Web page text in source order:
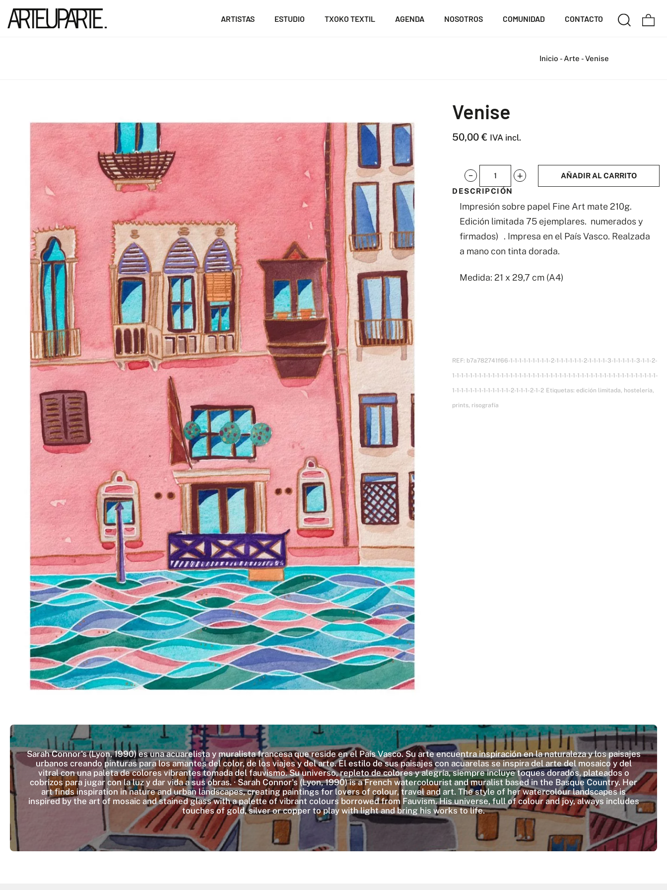
ARTISTAS ESTUDIO TXOKO TEXTIL AGENDA NOSOTROS COMUNIDAD CONTACTO
Inicio - Arte -Venise
Venise
50,00€ IVA incl.
Venise
cantidad
AÑADIR AL CARRITO
DESCRIPCIÓN
Impresión sobre papel Fine Art mate 210g.
Edición limitada 75 ejemplares. numerados y
firmados) . Impresa en el País Vasco. Realzada
a mano con tinta dorada.
Medida: 21 x 29,7 cm (A4)
REF: b7a782741f66-1-1-1-1-1-1-1-1-1-2-1-1-1-1-1-1-2-1-1-1-1-3-1-1-1-1-1-3-1-1-2-
1-1-1-1-1-1-1-1-1-1-1-1-1-1-1-1-1-1-1-1-1-1-1-1-1-1-1-1-1-1-1-1-1-1-1-1-1-1-1-1-1-1-1-1-1-1-
1-1-1-1-1-1-1-1-1-1-1-1-1-2-1-1-1-2-1-2 Etiquetas: edición limitada, hostelería,
prints, risografía
Sarah Connor's (Lyon, 1990) es una acuarelista y muralista francesa que reside en el País Vasco. Su arte encuentra inspiración en la naturaleza y los paisajes
urbanos creando pinturas para los amantes del color, de los viajes y del arte. El estilo de sus paisajes con acuarelas se inspira del arte del mosaico y del
vitral con una paleta de colores vibrantes tomada del fauvismo. Su universo, repleto de colores y alegría, siempre incluye toques dorados, plateados o
cobrizos para jugar con la luz y dar vida a sus obras. · Sarah Connor's (Lyon, 1990) is a French watercolourist and muralist based in the Basque Country. Her
art finds inspiration in nature and urban landscapes, creating paintings for lovers of colour, travel and art. The style of her watercolour landscapes is
inspired by the art of mosaic and stained glass with a palette of vibrant colours borrowed from Fauvism. His universe, full of colour and joy, always includes
touches of gold, silver or copper to play with light and bring his works to life.